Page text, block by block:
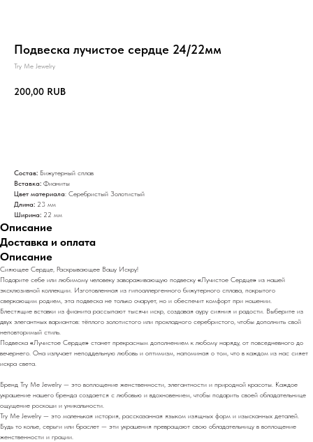
Подвеска лучистое сердце 24/22мм
Try Me Jewelry
200,00 RUB
Состав: Бижутерный сплав
Вставка: Фианиты
Цвет материала: Серебристый Золотистый
Длина: 23 мм
Ширина: 22 мм
Описание
Доставка и оплата
Описание
Сияющее Сердце, Раскрывающее Вашу Искру!
Подарите себе или любимому человеку завораживающую подвеску «Лучистое Сердце» из нашей
эксклюзивной коллекции. Изготовленная из гипоаллергенного бижутерного сплава, покрытого
сверкающим родием, эта подвеска не только очарует, но и обеспечит комфорт при ношении.
Блестящие вставки из фианита рассыпают тысячи искр, создавая ауру сияния и радости. Выберите из
двух элегантных вариантов: тёплого золотистого или прохладного серебристого, чтобы дополнить свой
неповторимый стиль.
Подвеска «Лучистое Сердце» станет прекрасным дополнением к любому наряду, от повседневного до
вечернего. Она излучает неподдельную любовь и оптимизм, напоминая о том, что в каждом из нас сияет
искра света.
Бренд Try Me Jewelry — это воплощение женственности, элегантности и природной красоты. Каждое
украшение нашего бренда создается с любовью и вдохновением, чтобы подарить своей обладательнице
ощущение роскоши и уникальности.
Try Me Jewelry — это маленькая история, рассказанная языком изящных форм и изысканных деталей.
Будь то колье, серьги или браслет — эти украшения превращают свою обладательницу в воплощение
женственности и грации.